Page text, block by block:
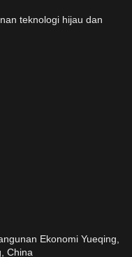
teknologi hijau dan
Ekonomi Yueqing,
China